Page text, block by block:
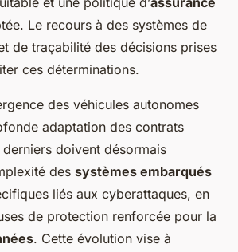
Le recours à des systèmes de
de traçabilité des décisions prises
ces déterminations.
des véhicules autonomes
adaptation des contrats
derniers doivent désormais
des systèmes embarqués
liés aux cyberattaques, en
de protection renforcée pour la
. Cette évolution vise à